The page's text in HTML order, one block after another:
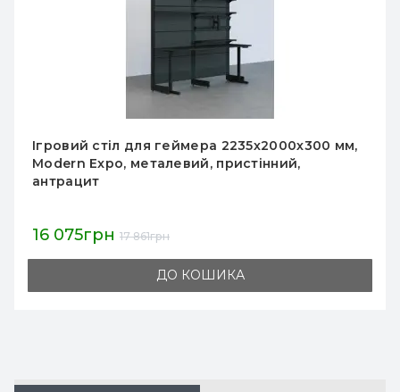
2235х2000х300 мм,
пристінний,
Внутрішній кутовий
1930х1000х400 мм, 5